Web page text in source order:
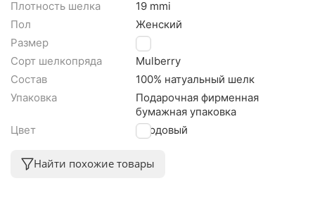
Плотность шелка
19 mmi
Пол
Женский
Размер
M
Сорт шелкопряда
Mulberry
Состав
100% натуальный шелк
Упаковка
Подарочная фирменная
бумажная упаковка
Цвет
Бордовый
Найти похожие товары